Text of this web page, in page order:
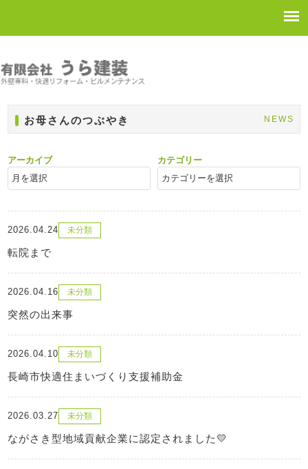
お母さんのつぶやき NEWS
アーカイブ カテゴリー
2026.04.24 未分類
転院まで
2026.04.16 未分類
突然の出来事
2026.04.10 未分類
長崎市快適住まいづくり支援補助金
2026.03.27 未分類
ながさき型地域貢献企業に認定されました💛